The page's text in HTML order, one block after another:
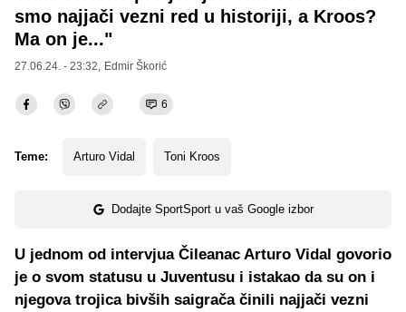
smo najjači vezni red u historiji, a Kroos?
Ma on je..."
27.06.24. - 23:32, Edmir Škorić
6
Teme: Arturo Vidal Toni Kroos
Dodajte SportSport u vaš Google izbor
U jednom od intervjua Čileanac Arturo Vidal govorio
je o svom statusu u Juventusu i istakao da su on i
njegova trojica bivših saigrača činili najjači vezni